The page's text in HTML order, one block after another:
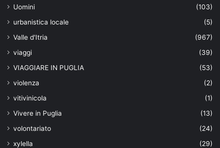
Uomini
(103)
urbanistica locale
(5)
Valle d'Itria
(967)
viaggi
(39)
VIAGGIARE IN PUGLIA
(53)
violenza
(2)
vitivinicola
(1)
Vivere in Puglia
(13)
volontariato
(24)
xylella
(29)